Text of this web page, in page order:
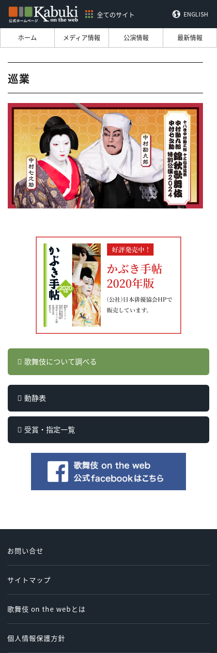
全てのサイト ENGLISH
ホーム メディア情報 公演情報 最新情報
巡業
歌舞伎について調べる
動静表
受賞・指定一覧
お問い合せ
サイトマップ
歌舞伎 on the webとは
個人情報保護方針